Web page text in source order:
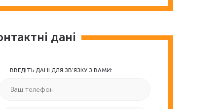
дані
ВВЕДІТЬ ДАНІ ДЛЯ ЗВ'ЯЗКУ З ВАМИ: